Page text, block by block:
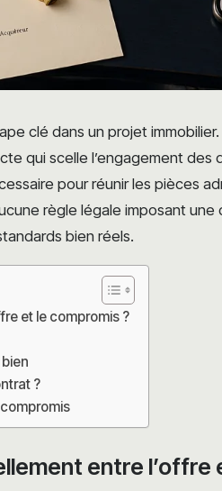
clé dans un projet
qui scelle l’engagement des
pour réunir les pièces
règle légale imposant une
bien réels.
et le compromis ?
?
compromis
entre l’offre